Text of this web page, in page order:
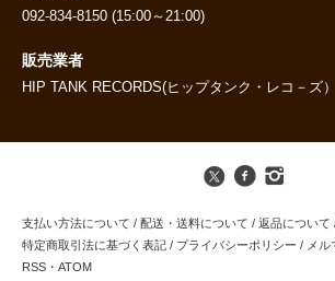
092-834-8150 (15:00～21:00)
販売業者
HIP TANK RECORDS(ヒップタンク・レコ－ズ）
支払い方法について / 配送・送料について / 返品について
特定商取引法に基づく表記 / プライバシーポリシー / メル
RSS ・ ATOM